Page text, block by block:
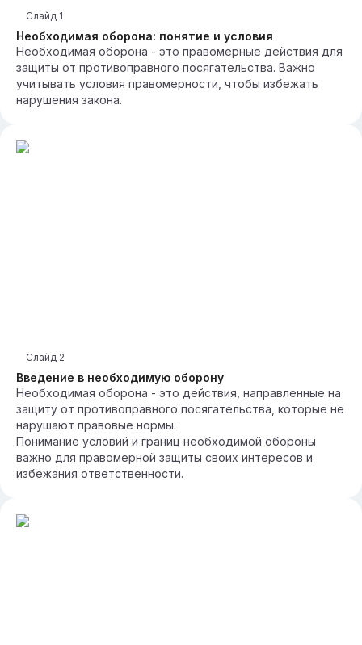
Необходимая оборона: понятие и условия
Слайд 1
Необходимая оборона - это правомерные действия для
защиты от противоправного посягательства. Важно
учитывать условия правомерности, чтобы избежать
нарушения закона.
Введение в необходимую оборону
Слайд 2
Необходимая оборона - это действия, направленные на
защиту от противоправного посягательства, которые не
нарушают правовые нормы.
Понимание условий и границ необходимой обороны
важно для правомерной защиты своих интересов и
избежания ответственности.